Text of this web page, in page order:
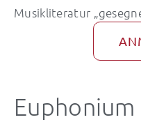
Musikliteratur